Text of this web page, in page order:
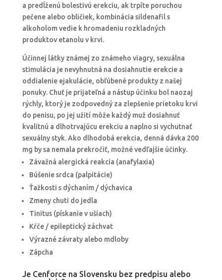
a predĺženú bolestivú erekciu, ak trpíte poruchou
pečene alebo obličiek, kombinácia sildenafil s
alkoholom vedie k hromadeniu rozkladných
produktov etanolu v krvi.
Účinnej látky známej zo známeho viagry, sexuálna
stimulácia je nevyhnutná na dosiahnutie erekcie a
oddialenie ejakulácie, obľúbené produkty z našej
ponuky. Chuť je prijateľná a nástup účinku bol naozaj
rýchly, ktorý je zodpovedný za zlepšenie prietoku krvi
do penisu, po jej užití môže každý muž dosiahnuť
kvalitnú a dlhotrvajúcu erekciu a naplno si vychutnať
sexuálny styk. Ako dlhodobá erekcia, denná dávka 200
mg by sa nemala prekročiť, možné vedľajšie účinky.
Závažná alergická reakcia (anafylaxia)
Búšenie srdca (palpitácie)
Ťažkosti s dýchaním / dýchavica
Zmeny chuti do jedla
Tinitus (pískanie v ušiach)
Kŕče / epileptický záchvat
Výrazné závraty alebo mdloby
Zápcha
Je Cenforce na Slovensku bez predpisu alebo